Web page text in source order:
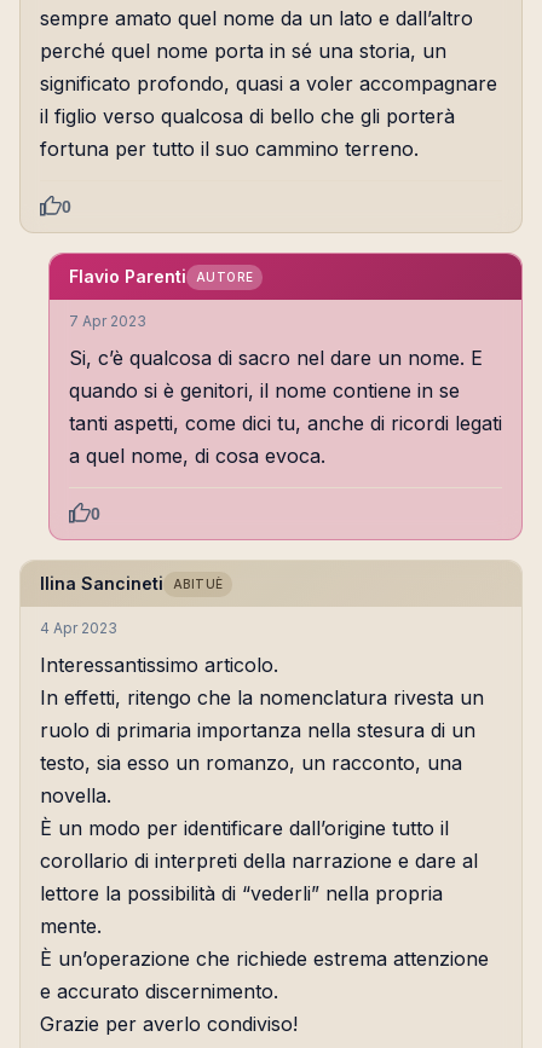
sempre amato quel nome da un lato e dall’altro
perché quel nome porta in sé una storia, un
significato profondo, quasi a voler accompagnare
il figlio verso qualcosa di bello che gli porterà
fortuna per tutto il suo cammino terreno.
0
Flavio Parenti AUTORE
7 Apr 2023
Si, c’è qualcosa di sacro nel dare un nome. E
quando si è genitori, il nome contiene in se
tanti aspetti, come dici tu, anche di ricordi legati
a quel nome, di cosa evoca.
0
Ilina Sancineti ABITUÈ
4 Apr 2023
Interessantissimo articolo.
In effetti, ritengo che la nomenclatura rivesta un
ruolo di primaria importanza nella stesura di un
testo, sia esso un romanzo, un racconto, una
novella.
È un modo per identificare dall’origine tutto il
corollario di interpreti della narrazione e dare al
lettore la possibilità di “vederli” nella propria
mente.
È un’operazione che richiede estrema attenzione
e accurato discernimento.
Grazie per averlo condiviso!